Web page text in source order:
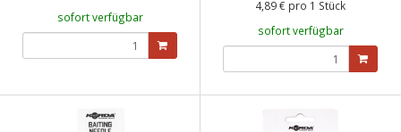
sofort verfügbar
4,89 € pro 1 Stück
sofort verfügbar